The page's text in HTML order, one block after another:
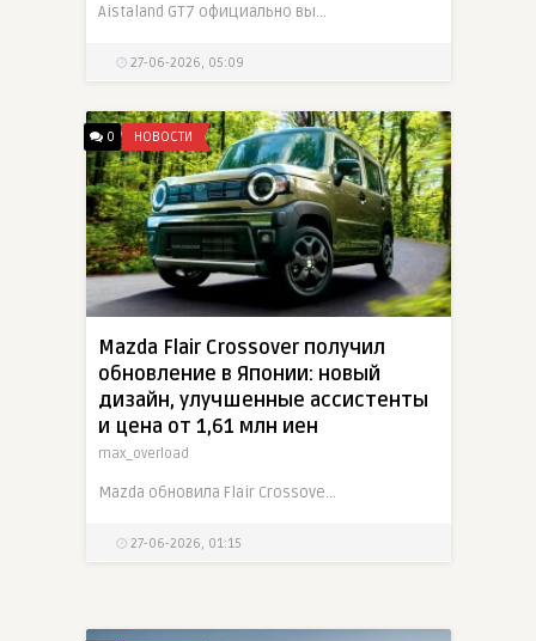
Aistaland GT7 официально вышел на рынок Китая. Электрический shooting brake, созданный GAC и Huawei, предложен в пяти комплектациях по цене от 209 900 до 329 900 юаней. Модель построена на
27-06-2026, 05:09
0 НОВОСТИ
Mazda Flair Crossover получил
обновление в Японии: новый
дизайн, улучшенные ассистенты
и цена от 1,61 млн иен
max_overload
Mazda обновила Flair Crossover в Японии. Кей-кроссовер, являющийся близнецом Suzuki Hustler, получил измененную переднюю часть для версий XG, XS и XT, новые двухцветные схемы, цвет Woodland Khaki
27-06-2026, 01:15